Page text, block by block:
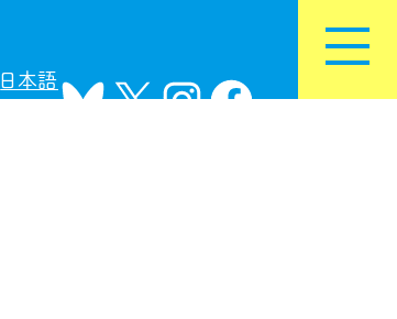
日本語Bluesky
X Instagram
Facebook